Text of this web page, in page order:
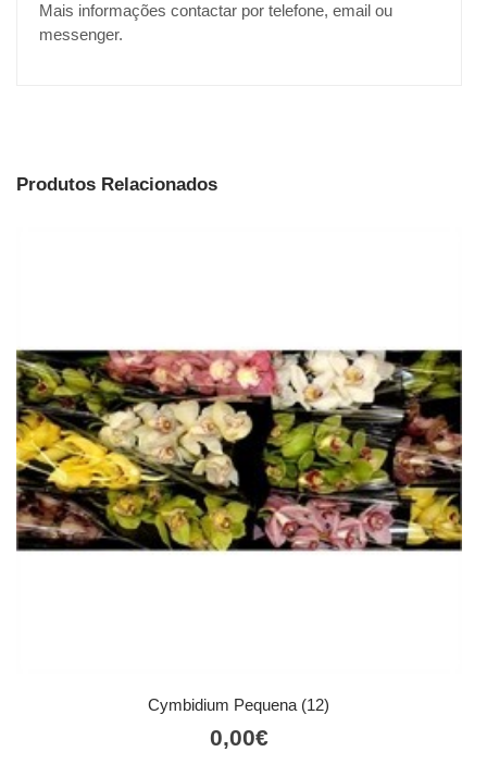
Mais informações contactar por telefone, email ou
messenger.
Produtos Relacionados
Cymbidium Pequena (12)
0,00€